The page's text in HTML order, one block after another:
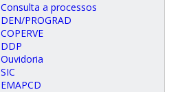
Consulta a processos
DEN/PROGRAD
COPERVE
DDP
Ouvidoria
SIC
EMAPCD